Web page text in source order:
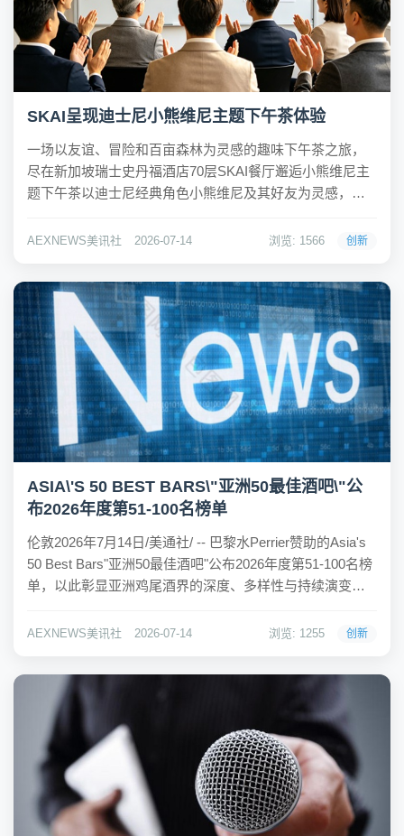
SKAI呈现迪士尼小熊维尼主题下午茶体验
一场以友谊、冒险和百亩森林为灵感的趣味下午茶之旅，
尽在新加坡瑞士史丹福酒店70层SKAI餐厅邂逅小熊维尼主
题下午茶以迪士尼经典角色小熊维尼及其好友为灵感，这
点创作之中。在城市天际线全景的映衬下，唤起温暖又熟
AEXNEWS美讯社 2026-07-14 浏览: 1566 创新
ASIA\'S 50 BEST BARS\"亚洲50最佳酒吧\"公
布2026年度第51-100名榜单
伦敦2026年7月14日/美通社/ -- 巴黎水Perrier赞助的Asia's
50 Best Bars"亚洲50最佳酒吧"公布2026年度第51-100名榜
单，以此彰显亚洲鸡尾酒界的深度、多样性与持续演变。
25个亚洲城市，不仅印证了传统酒吧之都历...
AEXNEWS美讯社 2026-07-14 浏览: 1255 创新